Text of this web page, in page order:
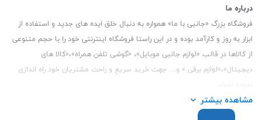
درباره ما
فروشگاه بزرگ «جانبی با ما» همواره به دنبال خلق ایده های جدید و استفاده از
ابزار به روز و کارآمد بوده و در این راستا فروشگاه اینترنتی خود را با حجم متنوعی
از کالاها در قالب «لوازم جانبی موبایل»، «گوشی تلفن همراه»،«کالا های
دیجیتال»،«لوازم برقی » و… جهت خرید سریع و راحت مشتریان خود راه اندازی
این فروشگاه تمام تلاش خود را نموده تا کالاهایی با کیفیت و با حداقل قیمت
عرضه نماید.
مشاهده بیشتر